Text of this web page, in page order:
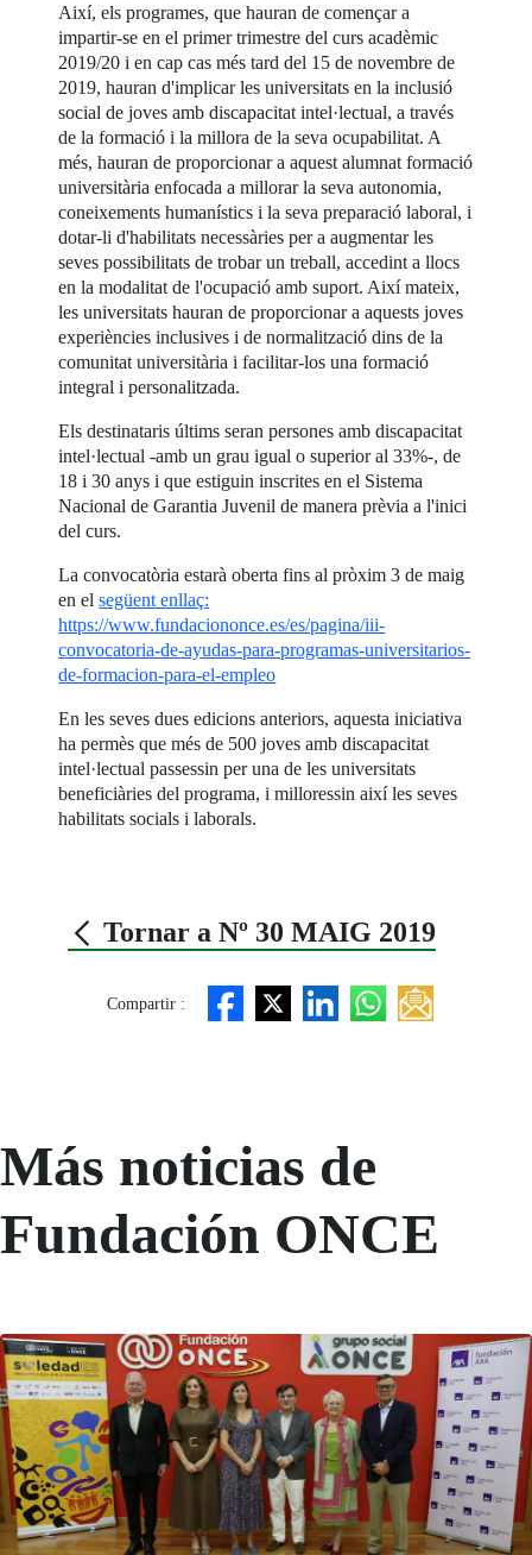
Així, els programes, que hauran de començar a
impartir-se en el primer trimestre del curs acadèmic
2019/20 i en cap cas més tard del 15 de novembre de
2019, hauran d'implicar les universitats en la inclusió
social de joves amb discapacitat intel·lectual, a través
de la formació i la millora de la seva ocupabilitat. A
més, hauran de proporcionar a aquest alumnat formació
universitària enfocada a millorar la seva autonomia,
coneixements humanístics i la seva preparació laboral, i
dotar-li d'habilitats necessàries per a augmentar les
seves possibilitats de trobar un treball, accedint a llocs
en la modalitat de l'ocupació amb suport. Així mateix,
les universitats hauran de proporcionar a aquests joves
experiències inclusives i de normalització dins de la
comunitat universitària i facilitar-los una formació
integral i personalitzada.
Els destinataris últims seran persones amb discapacitat
intel·lectual -amb un grau igual o superior al 33%-, de
18 i 30 anys i que estiguin inscrites en el Sistema
Nacional de Garantia Juvenil de manera prèvia a l'inici
del curs.
La convocatòria estarà oberta fins al pròxim 3 de maig
en elsegüent enllaç:
https://www.fundaciononce.es/es/pagina/iii-
convocatoria-de-ayudas-para-programas-universitarios-
de-formacion-para-el-empleo
En les seves dues edicions anteriors, aquesta iniciativa
ha permès que més de 500 joves amb discapacitat
intel·lectual passessin per una de les universitats
beneficiàries del programa, i milloressin així les seves
habilitats socials i laborals.
Tornar a Nº 30 MAIG 2019
Compartir :
Más noticias de
Fundación ONCE